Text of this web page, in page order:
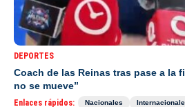
DEPORTES
Coach de las Reinas tras pase a la
no se mueve”
Enlaces rápidos: Nacionales